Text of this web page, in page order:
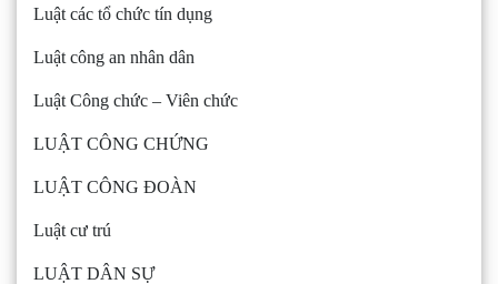
Luật các tổ chức tín dụng
Luật công an nhân dân
Luật Công chức – Viên chức
LUẬT CÔNG CHỨNG
LUẬT CÔNG ĐOÀN
Luật cư trú
LUẬT DÂN SỰ